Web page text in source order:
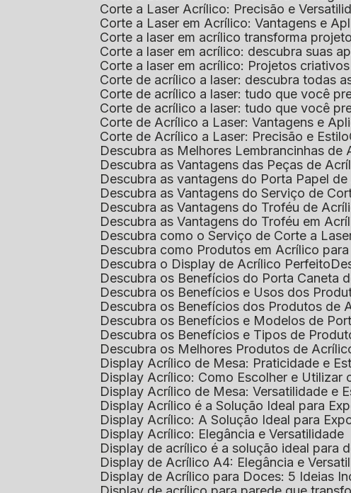
Corte a Laser Acrílico: Precisão e
Corte a Laser em Acrílico: Vantagens e
Corte a laser em acrílico transforma
Corte a laser em acrílico: descubra suas
Corte a laser em acrílico: Projetos
Corte de acrílico a laser: descubra todas
Corte de acrílico a laser: tudo que você
Corte de acrílico a laser: tudo que você
Corte de Acrílico a Laser: Vantagens e
Corte de Acrílico a Laser: Precisão e Estilo
Descubra as Melhores Lembrancinhas
Descubra as Vantagens das Peças de
Descubra as vantagens do Porta Papel
Descubra as Vantagens do Serviço de
Descubra as Vantagens do Troféu de
Descubra as Vantagens do Troféu em
Descubra como o Serviço de Corte a
Descubra como Produtos em Acrílico
Descubra o Display de Acrílico Perfeito
Descubra os Benefícios do Porta Caneta
Descubra os Benefícios e Usos dos
Descubra os Benefícios dos Produtos de
Descubra os Benefícios e Modelos de
Descubra os Benefícios e Tipos de
Descubra os Melhores Produtos de
Display Acrílico de Mesa: Praticidade e
Display Acrílico: Como Escolher e Utilizar
Display Acrílico de Mesa: Versatilidade e
Display Acrílico é a Solução Ideal para
Display Acrílico: A Solução Ideal para
Display Acrílico: Elegância e Versatilidade
Display de acrílico é a solução ideal
Display de Acrílico A4: Elegância e
Display de Acrílico para Doces: 5 Ideias